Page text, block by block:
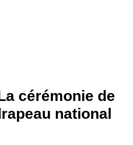
cérémonie de
national